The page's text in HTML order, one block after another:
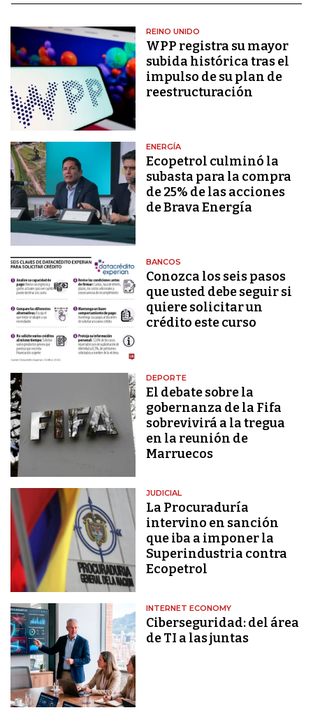
REINO UNIDO
WPP registra su mayor
subida histórica tras el
impulso de su plan de
reestructuración
ENERGÍA
Ecopetrol culminó la
subasta para la compra
de 25% de las acciones
de Brava Energía
BANCOS
Conozca los seis pasos
que usted debe seguir si
quiere solicitar un
crédito este curso
DEPORTE
El debate sobre la
gobernanza de la Fifa
sobrevivirá a la tregua
en la reunión de
Marruecos
JUDICIAL
La Procuraduría
intervino en sanción
que iba a imponer la
Superindustria contra
Ecopetrol
INTERNET ECONOMY
Ciberseguridad: del área
de TI a las juntas